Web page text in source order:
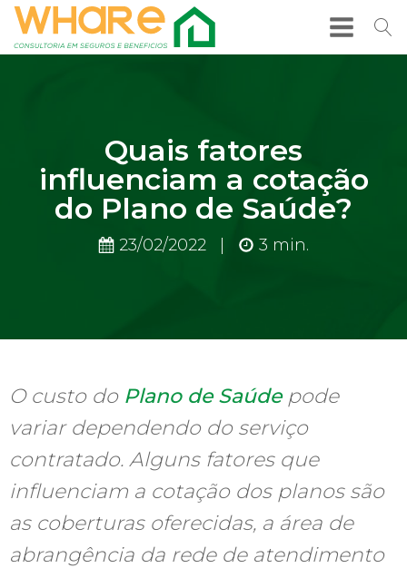
Quais fatores
influenciam a cotação
do Plano de Saúde?
23/02/2022 3 min.
O custo do Plano de Saúdepode
variar dependendo do serviço
contratado. Alguns fatores que
influenciam a cotação dos planos são
as coberturas oferecidas, a área de
abrangência da rede de atendimento